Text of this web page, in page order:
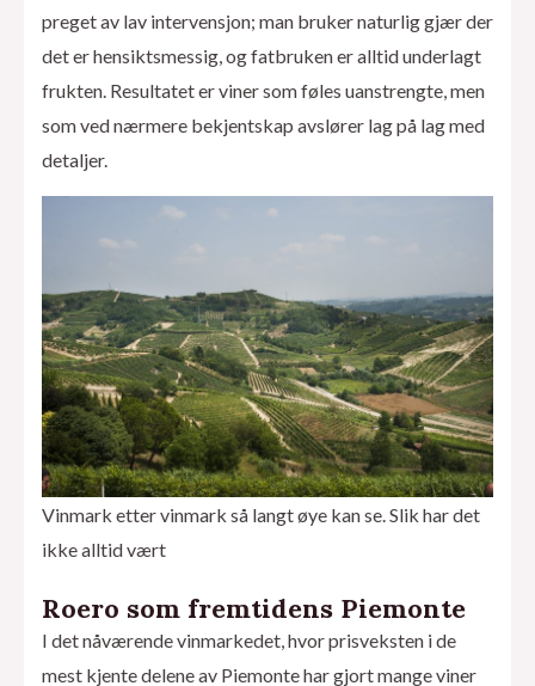
preget av lav intervensjon; man bruker naturlig gjær der
det er hensiktsmessig, og fatbruken er alltid underlagt
frukten. Resultatet er viner som føles uanstrengte, men
som ved nærmere bekjentskap avslører lag på lag med
detaljer.
Vinmark etter vinmark så langt øye kan se. Slik har det
ikke alltid vært
Roero som fremtidens Piemonte
I det nåværende vinmarkedet, hvor prisveksten i de
mest kjente delene av Piemonte har gjort mange viner